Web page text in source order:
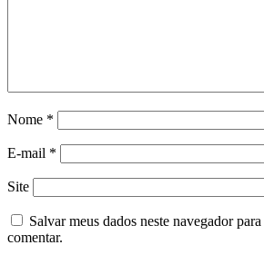
Nome *
E-mail *
Site
Salvar meus dados neste navegador
comentar.